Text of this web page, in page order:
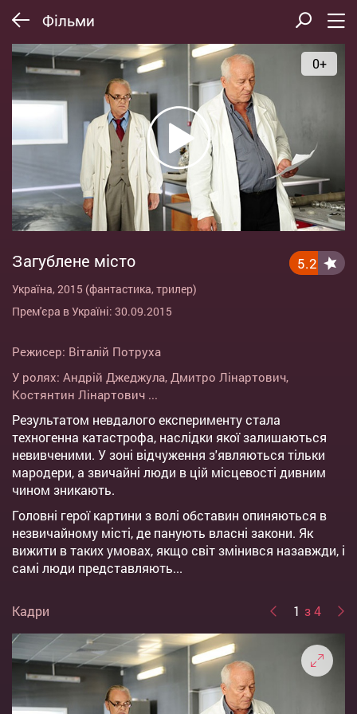
Фільми
0+
Загублене місто
Україна, 2015 (фантастика, трилер)
Прем'єра в Україні: 30.09.2015
5.2
Режисер: Віталій Потруха
У ролях: Андрій Джеджула, Дмитро Лінартович,
Костянтин Лінартович ...
Результатом невдалого експерименту стала
техногенна катастрофа, наслідки якої залишаються
невивченими. У зоні відчуження з'являються тільки
мародери, а звичайні люди в цій місцевості дивним
чином зникають.
Головні герої картини з волі обставин опиняються в
незвичайному місті, де панують власні закони. Як
вижити в таких умовах, якщо світ змінився назавжди, і
самі люди представляють...
Кадри 1 з 4